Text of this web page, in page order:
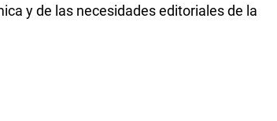
y de las necesidades editoriales de la